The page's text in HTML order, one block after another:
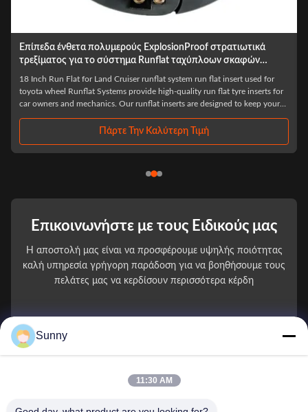
Το εμπορικό φορτηγό τρέχει τα επίπεδα συστήματα Runflat
ενθέτων ελαστικών αυτοκινήτου για τη ρόδα φορτηγών
Excellent Quality Standards Run-Flat Insert Commercial Passenger Truck
Wheel For 14 15 16 17 18 19 20 21 22 INCH TRUCK WHEEL Resisting an
attack on your vehicle is clearly absolutely key, however, escaping the area
Πάρτε Την Καλύτερη Τιμή
Επικοινωνήστε με τους Ειδικούς μας
Η αποστολή μας είναι να προσφέρουμε υψηλής ποιότητας
καλή υπηρεσία γρήγορη παράδοση για να βοηθήσουμε τους
πελάτες μας να κερδίσουν περισσότερα κέρδη
Αριθμός τηλεφώνου
Sunny
11:30 AM